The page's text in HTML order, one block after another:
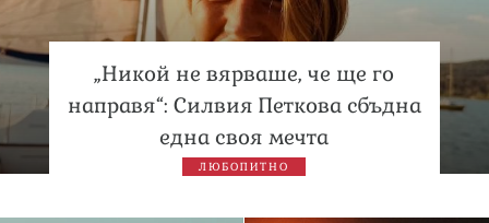
„Никой не вярваше, че ще го
направя“: Силвия Петкова сбъдна
една своя мечта
ЛЮБОПИТНО